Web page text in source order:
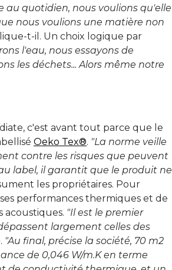
au quotidien, nous voulions qu'elle
nous voulions une matière non
t-il. Un choix logique par
l'eau, nous essayons de
les déchets... Alors même notre
c'est avant tout parce que le
Oeko Tex®. "La norme veille
contre les risques que peuvent
label, il garantit que le produit ne
les propriétaires. Pour
performances thermiques et de
acoustiques. "Il est le premier
largement celles des
"Au final, précise la société, 70 m2
de 0,046 W/m.K en terme